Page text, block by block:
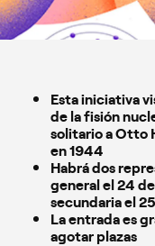
Esta iniciativa
de la fisión
solitario a Otto
en 1944
Habrá dos
general el 24
secundaria el
La entrada es
agotar plazas